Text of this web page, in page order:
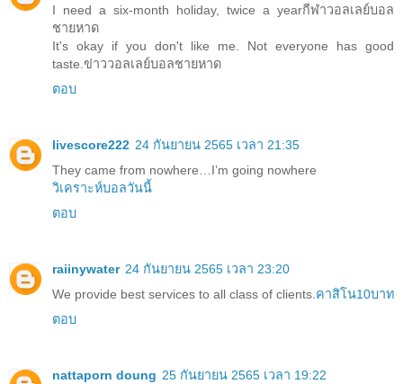
I need a six-month holiday, twice a yearกีฬาวอลเลย์บอล
ชายหาด
It's okay if you don't like me. Not everyone has good
taste.ข่าววอลเลย์บอลชายหาด
ตอบ
livescore222 24 กันยายน 2565 เวลา 21:35
They came from nowhere…I’m going nowhere
วิเคราะห์บอลวันนี้
ตอบ
raiinywater 24 กันยายน 2565 เวลา 23:20
We provide best services to all class of clients.คาสิโน10บาท
ตอบ
nattaporn doung 25 กันยายน 2565 เวลา 19:22